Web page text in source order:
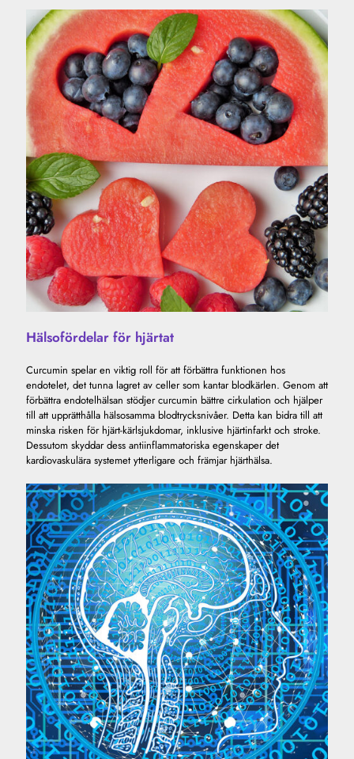
Hälsofördelar för hjärtat
Curcumin spelar en viktig roll för att förbättra funktionen hos
endotelet, det tunna lagret av celler som kantar blodkärlen. Genom att
förbättra endotelhälsan stödjer curcumin bättre cirkulation och hjälper
till att upprätthålla hälsosamma blodtrycksnivåer. Detta kan bidra till att
minska risken för hjärt-kärlsjukdomar, inklusive hjärtinfarkt och stroke.
Dessutom skyddar dess antiinflammatoriska egenskaper det
kardiovaskulära systemet ytterligare och främjar hjärthälsa.